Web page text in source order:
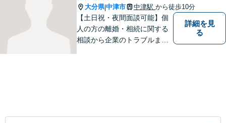
大分県|中津市 中津駅 から徒歩10分
【土日祝・夜間面談可能】個
人の方の離婚・相続に関する
相談から企業のトラブルまで
詳細を見
る